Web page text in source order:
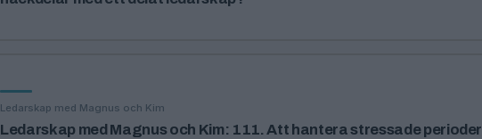
Ledarskap med Magnus och Kim
Ledarskap med Magnus och Kim: 111. Att hantera stressade perioder